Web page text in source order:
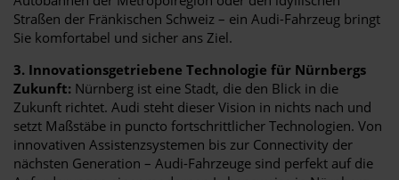
Straßen der Fränkischen Schweiz – ein Audi-Fahrzeug bringt
Sie komfortabel und sicher ans Ziel.
3. Innovationsgetriebene Technologie für Nürnbergs
Zukunft: Nürnberg ist eine Stadt, die den Blick in die
Zukunft richtet. Audi steht dieser Vision in nichts nach und
setzt Maßstäbe in puncto fortschrittlicher Technologien. Von
innovativen Assistenzsystemen bis zur Connectivity der
nächsten Generation – Audi-Fahrzeuge sind perfekt auf die